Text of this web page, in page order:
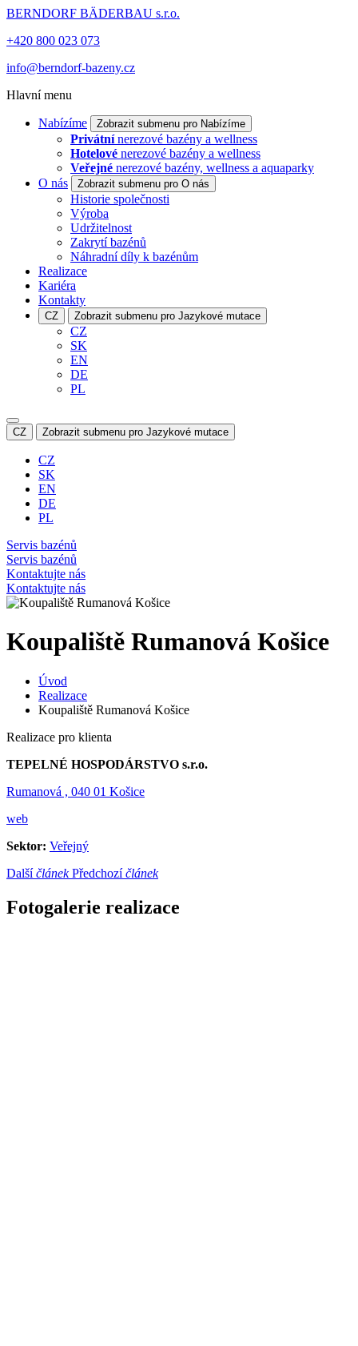
BERNDORF BÄDERBAU s.r.o.
+420 800 023 073
info@berndorf-bazeny.cz
Hlavní menu
Nabízíme Zobrazit submenu pro Nabízíme
Privátnínerezové bazény a wellness
Hotelové nerezové bazény a wellness
Veřejné nerezové bazény, wellness a aquaparky
O nás
Zobrazit submenu pro O nás
Historie společnosti
Výroba
Udržitelnost
Zakrytí bazénů
Náhradní díly k bazénům
Realizace
Kariéra
Kontakty
CZ Zobrazit submenu pro Jazykové mutace
CZ
SK
EN
DE
PL
CZ Zobrazit submenu pro Jazykové mutace
CZ
SK
EN
DE
PL
Servis bazénů
Servis bazénů
Kontaktujte nás
Kontaktujte nás
Koupaliště Rumanová Košice
Úvod
Realizace
Koupaliště Rumanová Košice
Realizace pro klienta
TEPELNÉ HOSPODÁRSTVO s.r.o.
Rumanová , 040 01 Košice
web
Sektor: Veřejný
Dalšíčlánek Předchozíčlánek
Fotogalerie realizace